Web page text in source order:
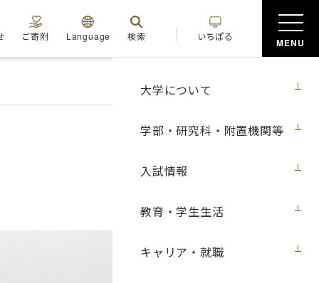
大学について
学部・研究科・附置機関等
入試情報
教育・学生生活
キャリア・就職
ご寄附 Language 検索 いちぽる
MENU